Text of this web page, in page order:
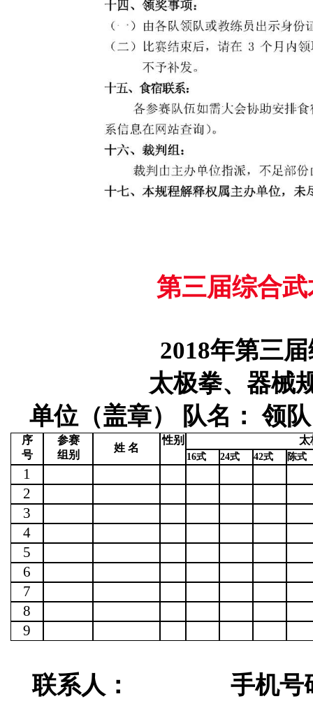
第三届综合
2018年第三
太极拳、器械
单位（盖章）
队名： 领
序
号
参赛
组别
姓 名
性别 太
16式 24式 42式 陈式
1
2
3
4
5
6
7
8
9
联系人： 手机号